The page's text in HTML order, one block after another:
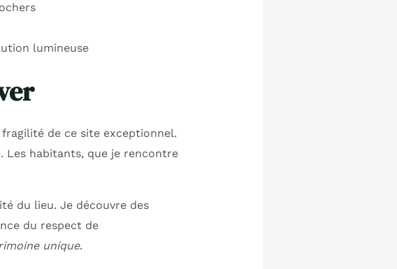
lumineuse
de ce site exceptionnel.
Les habitants, que je rencontre
du lieu. Je découvre des
du respect de
unique.